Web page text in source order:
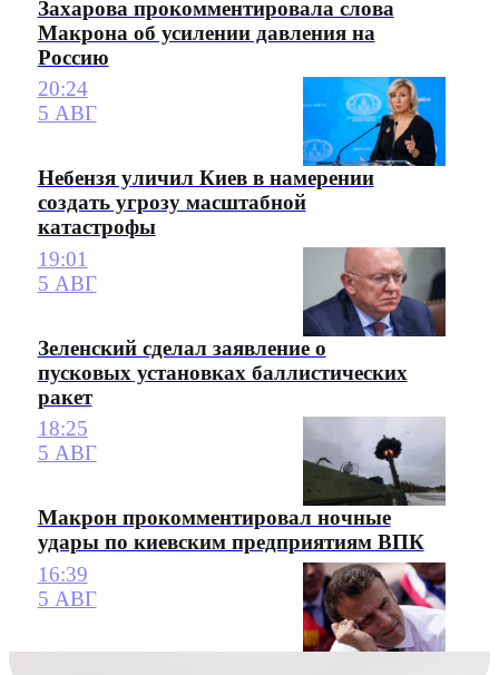
Захарова прокомментировала слова
Макрона об усилении давления на
Россию
20:24
5 АВГ
Небензя уличил Киев в намерении
создать угрозу масштабной
катастрофы
19:01
5 АВГ
Зеленский сделал заявление о
пусковых установках баллистических
ракет
18:25
5 АВГ
Макрон прокомментировал ночные
удары по киевским предприятиям ВПК
16:39
5 АВГ